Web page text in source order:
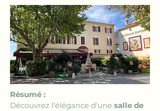
Résumé :
Découvrez l'élégance d'une salle de